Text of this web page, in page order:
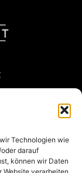
Technologien wie
darauf
können wir Daten